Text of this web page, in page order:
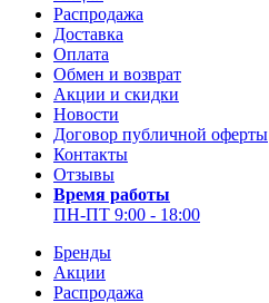
Распродажа
Доставка
Оплата
Обмен и возврат
Акции и скидки
Новости
Договор публичной оферты
Контакты
Отзывы
Время работы
ПН-ПТ 9:00 - 18:00
Бренды
Акции
Распродажа